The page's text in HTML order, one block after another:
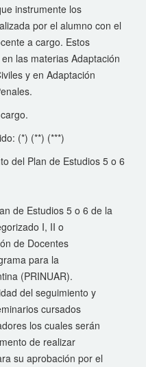
instrumente los
por el alumno con el
a cargo. Estos
las materias Adaptación
y en Adaptación
(*) (**) (***)
del Plan de Estudios 5 o 6
de Estudios 5 o 6 de la
I, II o
de Docentes
para la
(PRINUAR).
del seguimiento y
cursados
los cuales serán
de realizar
su aprobación por el